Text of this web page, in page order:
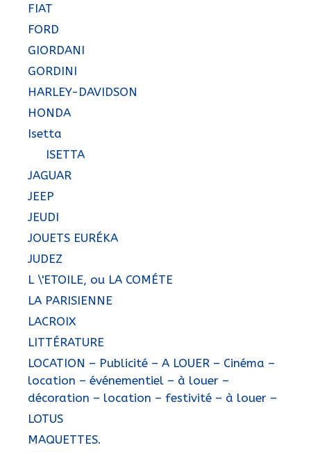
FIAT
FORD
GIORDANI
GORDINI
HARLEY-DAVIDSON
HONDA
Isetta
ISETTA
JAGUAR
JEEP
JEUDI
JOUETS EURÉKA
JUDEZ
L \'ETOILE, ou LA COMÉTE
LA PARISIENNE
LACROIX
LITTÉRATURE
LOCATION – Publicité – A LOUER – Cinéma –
location – événementiel – à louer –
décoration – location – festivité – à louer –
LOTUS
MAQUETTES.